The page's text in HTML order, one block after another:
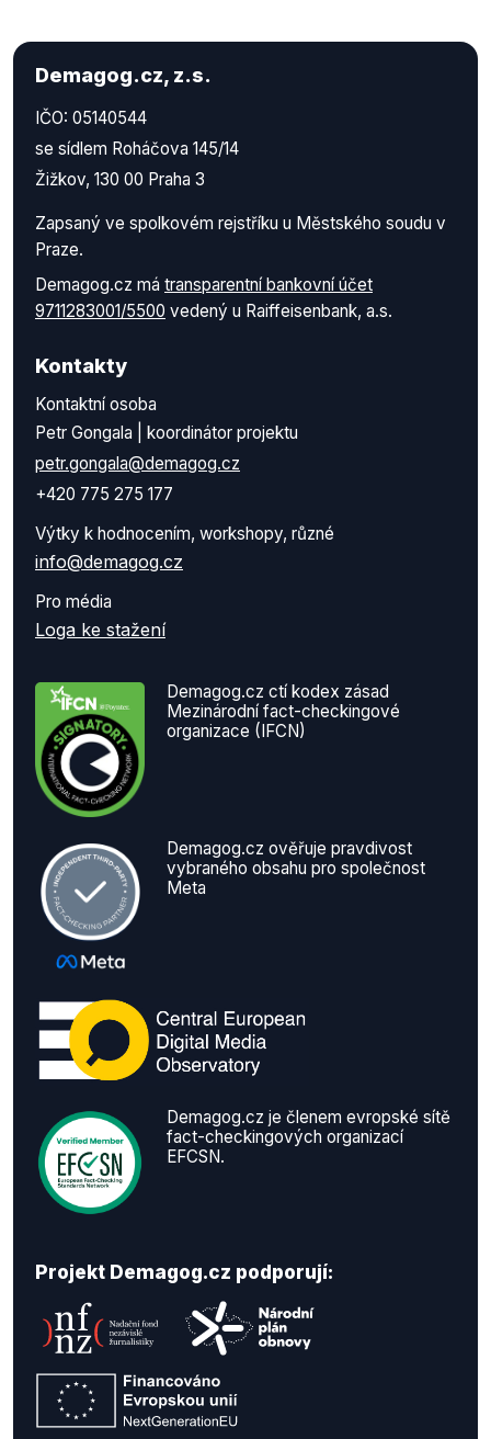
Demagog.cz, z.s.
IČO: 05140544
se sídlem Roháčova 145/14
Žižkov, 130 00 Praha 3
Zapsaný ve spolkovém rejstříku u Městského soudu v
Praze.
Demagog.cz má transparentní bankovní účet
9711283001/5500 vedený u Raiffeisenbank, a.s.
Kontakty
Kontaktní osoba
Petr Gongala | koordinátor projektu
petr.gongala@demagog.cz
+420 775 275 177
Výtky k hodnocením, workshopy, různé
info@demagog.cz
Pro média
Loga ke stažení
Demagog.cz ctí kodex zásad
Mezinárodní fact-checkingové
organizace (IFCN)
Demagog.cz ověřuje pravdivost
vybraného obsahu pro společnost
Meta
Demagog.cz je členem evropské sítě
fact-checkingových organizací
EFCSN.
Projekt Demagog.cz podporují: